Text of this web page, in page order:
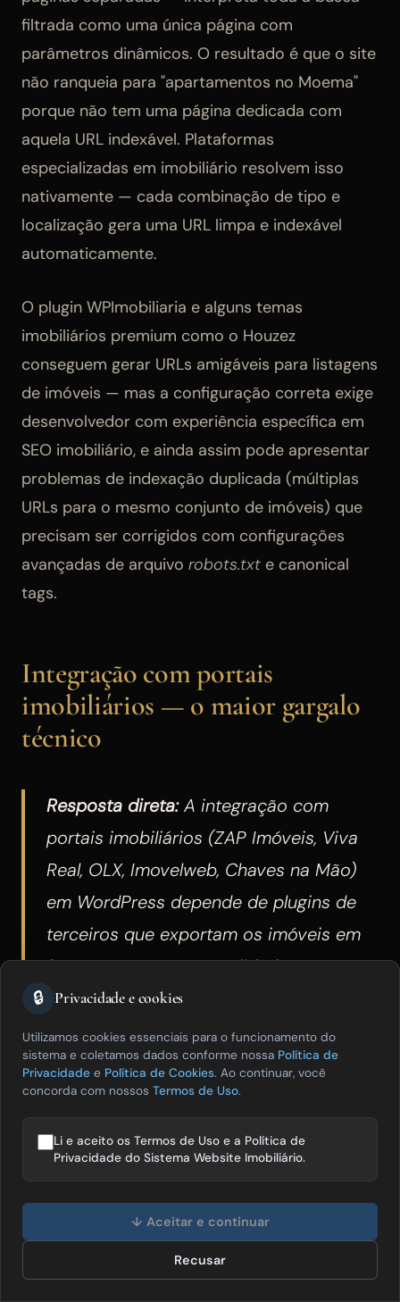
filtrada como uma única página com
parâmetros dinâmicos. O resultado é que o site
não ranqueia para "apartamentos no Moema"
porque não tem uma página dedicada com
aquela URL indexável. Plataformas
especializadas em imobiliário resolvem isso
nativamente — cada combinação de tipo e
localização gera uma URL limpa e indexável
automaticamente.
O plugin WPImobiliaria e alguns temas
imobiliários premium como o Houzez
conseguem gerar URLs amigáveis para listagens
de imóveis — mas a configuração correta exige
desenvolvedor com experiência específica em
SEO imobiliário, e ainda assim pode apresentar
problemas de indexação duplicada (múltiplas
URLs para o mesmo conjunto de imóveis) que
precisam ser corrigidos com configurações
avançadas de arquivo robots.txt e canonical
tags.
Integração com portais
imobiliários — o maior gargalo
técnico
Resposta direta:A integração com
portais imobiliários (ZAP Imóveis, Viva
Real, OLX, Imovelweb, Chaves na Mão)
em WordPress depende de plugins de
terceiros que exportam os imóveis em
formato XML — e a qualidade, a
atualização e o suporte desses plugins
variam muito. Os problemas mais
comuns são: XML exportado com erros
de formatação que causam rejeição dos
vendidos aparecem disponíveis por
o portal exige mas o plugin não suporta
(como número de CRECI, tipo de uso,
posição solar) e ausência de integração
🔒 Privacidade e cookies
Utilizamos cookies essenciais para o funcionamento do
sistema e coletamos dados conforme nossa Política de
Privacidade e Política de Cookies. Ao continuar, você
concorda com nossos Termos de Uso.
Li e aceito os Termos de Uso e a Política de
Privacidade do Sistema Website Imobiliário.
↓ Aceitar e continuar
Recusar
imóveis? 😊